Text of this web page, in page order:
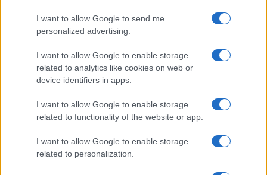
I want to allow Google to send me
personalized advertising.
I want to allow Google to enable storage
related to analytics like cookies on web or
device identifiers in apps.
I want to allow Google to enable storage
related to functionality of the website or app.
I want to allow Google to enable storage
related to personalization.